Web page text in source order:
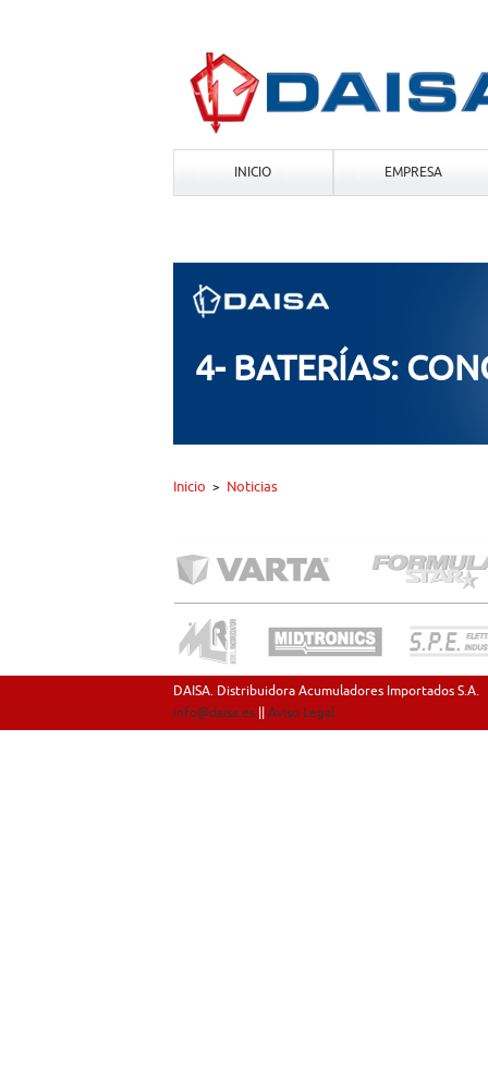
INICIO EMPRESA
4- BATERÍAS:
Inicio > Noticias
DAISA. Distribuidora Acumuladores Importados S.A.
info@daisa.es|| Aviso Legal